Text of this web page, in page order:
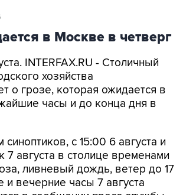
в Москве в четверг
INTERFAX.RU - Столичный
хозяйства
о грозе, которая ожидается в
часы и до конца дня в
с 15:00 6 августа и
7 августа в столице временами
ливневый дождь, ветер до 17
и вечерние часы 7 августа